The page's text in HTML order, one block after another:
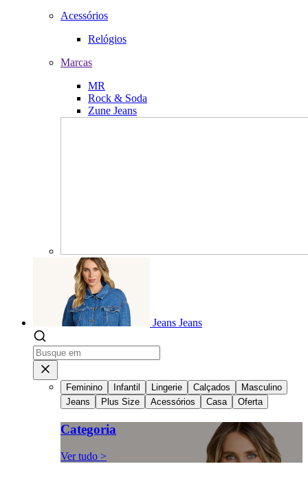
Acessórios
Relógios
Marcas
MR
Rock & Soda
Zune Jeans
Jeans Jeans
Feminino Infantil Lingerie Calçados
Masculino
Jeans
Plus Size Acessórios Casa Oferta
Categoria
Ver tudo >